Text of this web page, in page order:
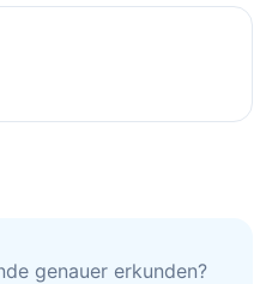
genauer erkunden?